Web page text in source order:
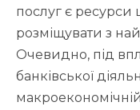
послуг є ресурси
розміщувати з
Очевидно, під
банківської